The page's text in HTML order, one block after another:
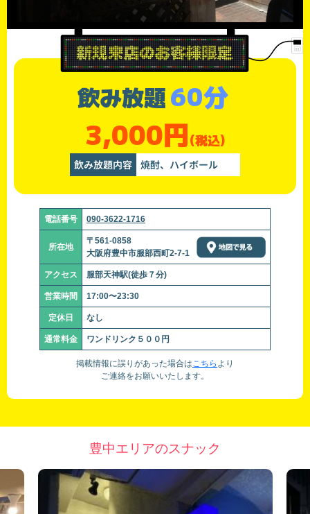
飲み放題60分
3,000円(税込)
飲み放題内容 焼酎、ハイボール
電話番号 090-3622-1716
所在地
〒561-0858
大阪府豊中市服部西町2-7-1
アクセス 服部天神駅(徒歩７分)
営業時間 17:00〜23:30
定休日 なし
通常料金 ワンドリンク５００円
掲載情報に誤りがあった場合はこちら より
ご連絡をお願いいたします。
豊中エリアのスナック